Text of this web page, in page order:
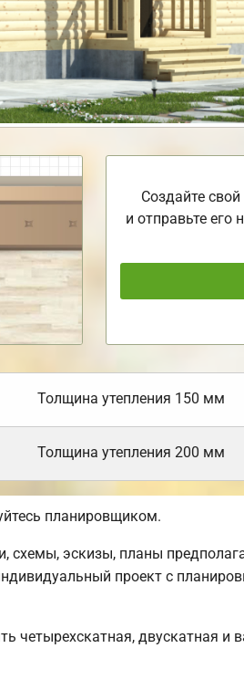
Создайте
и отправьте его
Толщина утепления 150 мм
Толщина утепления 200 мм
планировщиком.
эскизы, планы
проект с
двускатная и